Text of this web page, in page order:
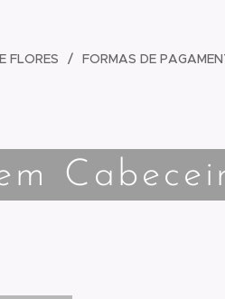
FLORES FORMAS DE